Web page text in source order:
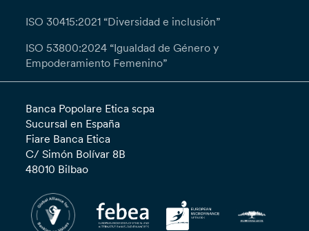
ISO 30415:2021 “Diversidad e inclusión”
ISO 53800:2024 “Igualdad de Género y
Empoderamiento Femenino”
Banca Popolare Etica scpa
Sucursal en España
Fiare Banca Etica
C/ Simón Bolívar 8B
48010 Bilbao